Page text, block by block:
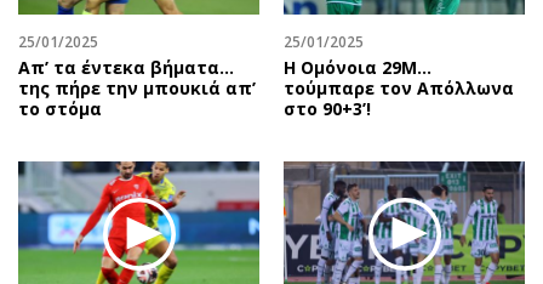
Χειρόγραφα
Επιστολές
25/01/2025
Απ’ τα έντεκα βήματα…
της πήρε την μπουκιά απ’
το στόμα
25/01/2025
Η Ομόνοια 29Μ...
τούμπαρε τον Απόλλωνα
στο 90+3’!